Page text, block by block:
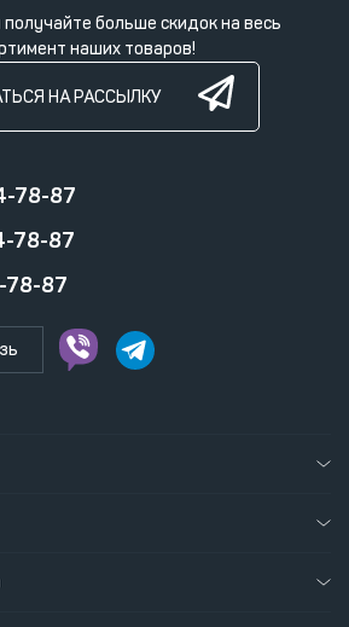
больше скидок на весь
наших товаров!
НА РАССЫЛКУ
78-87
78-87
78-87